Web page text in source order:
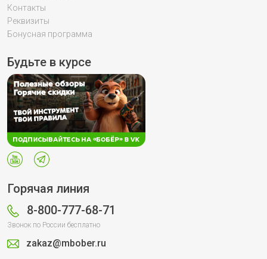
Контакты
Реквизиты
Бонусная программа
Будьте в курсе
Горячая линия
8-800-777-68-71
Звонок по России бесплатно
zakaz@mbober.ru